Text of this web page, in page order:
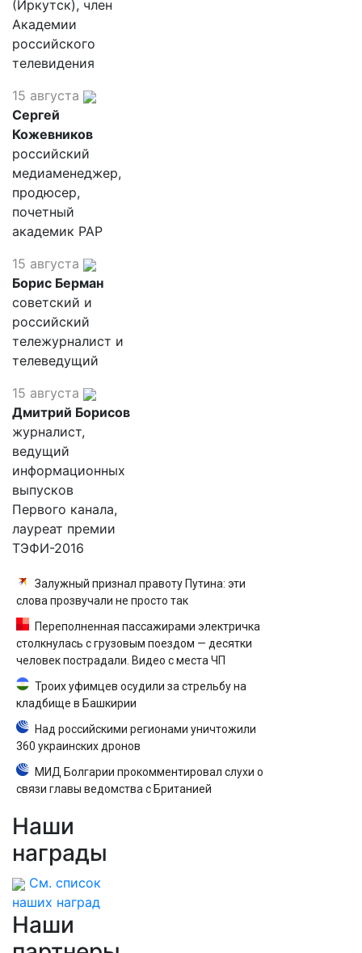
(Иркутск), член
Академии
российского
телевидения
15 августа
Сергей
Кожевников
российский
медиаменеджер,
продюсер,
почетный
академик РАР
15 августа
Борис Берман
советский и
российский
тележурналист и
телеведущий
15 августа
Дмитрий Борисов
журналист,
ведущий
информационных
выпусков
Первого канала,
лауреат премии
ТЭФИ-2016
Залужный признал правоту Путина: эти
слова прозвучали не просто так
Переполненная пассажирами электричка
столкнулась с грузовым поездом — десятки
человек пострадали. Видео с места ЧП
Троих уфимцев осудили за стрельбу на
кладбище в Башкирии
Над российскими регионами уничтожили
360 украинских дронов
МИД Болгарии прокомментировал слухи о
связи главы ведомства с Британией
Наши
награды
См. список
наших наград
Наши